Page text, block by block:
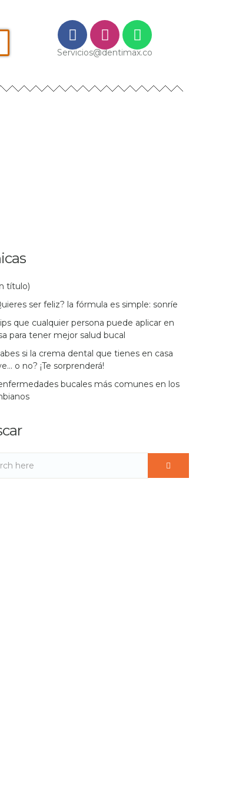
Servicios@dentimax.co
título)
ser feliz? la fórmula es simple: sonríe
que cualquier persona puede aplicar en
para tener mejor salud bucal
si la crema dental que tienes en casa
o no? ¡Te sorprenderá!
bucales más comunes en los